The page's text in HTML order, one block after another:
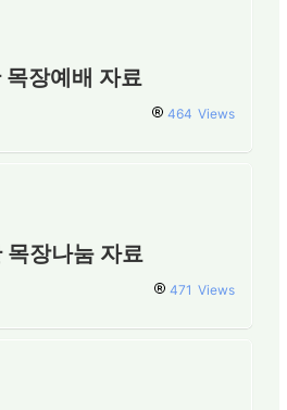
장예배 자료
464 Views
장나눔 자료
471 Views